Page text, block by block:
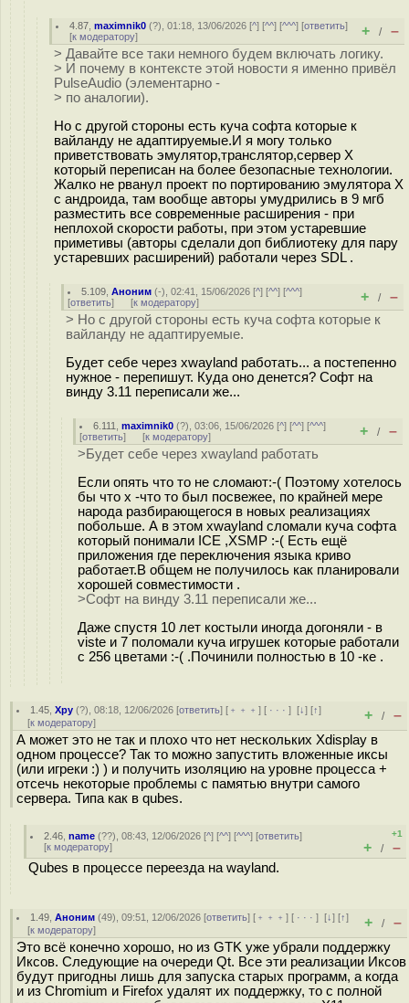
4.87 ,maximnik0 (?), 01:18, 13/06/2026 [^] [^^] [^^^] [ответить]
[к модератору] + / –
> Давайте все таки немного будем включать логику.
> И почему в контексте этой новости я именно привёл
PulseAudio (элементарно -
> по аналогии).
Но с другой стороны есть куча софта которые к
вайланду не адаптируемые.И я могу только
приветствовать эмулятор,транслятор,сервер X
который переписан на более безопасные технологии.
Жалко не рванул проект по портированию эмулятора X
с андроида, там вообще авторы умудрились в 9 мгб
разместить все современные расширения - при
неплохой скорости работы, при этом устаревшие
приметивы (авторы сделали доп библиотеку для пару
устаревших расширений) работали через SDL .
5.109 ,Аноним (-), 02:41, 15/06/2026 [^] [^^] [^^^]
[ответить] [к модератору] + / –
> Но с другой стороны есть куча софта которые к
вайланду не адаптируемые.
Будет себе через xwayland работать... а постепенно
нужное - перепишут. Куда оно денется? Софт на
винду 3.11 переписали же...
6.111 ,maximnik0 (?), 03:06, 15/06/2026 [^] [^^] [^^^]
[ответить] [к модератору] + / –
>Будет себе через xwayland работать
Если опять что то не сломают:-( Поэтому хотелось
бы что x -что то был посвежее, по крайней мере
народа разбирающегося в новых реализациях
побольше. А в этом xwayland сломали куча софта
который понимали ICE ,XSMP :-( Есть ещё
приложения где переключения языка криво
работает.В общем не получилось как планировали
хорошей совместимости .
>Софт на винду 3.11 переписали же...
Даже спустя 10 лет костыли иногда догоняли - в
viste и 7 поломали куча игрушек которые работали
с 256 цветами :-( .Починили полностью в 10 -ке .
1.45 ,Хру (?), 08:18, 12/06/2026 [ответить] [ ﹢﹢﹢] [ · · ·][↓] [↑]
[к модератору] + / –
А может это не так и плохо что нет нескольких Xdisplay в
одном процессе? Так то можно запустить вложенные иксы
(или игреки :) ) и получить изоляцию на уровне процесса +
отсечь некоторые проблемы с памятью внутри самого
сервера. Типа как в qubes.
2.46 ,name (??), 08:43, 12/06/2026 [^] [^^] [^^^] [ответить]
[к модератору]
+1
+ / –
Qubes в процессе переезда на wayland.
1.49 ,Аноним (49), 09:51, 12/06/2026 [ответить] [ ﹢﹢﹢] [ · · ·][↓] [↑]
[к модератору] + / –
Это всё конечно хорошо, но из GTK уже убрали поддержку
Иксов. Следующие на очереди Qt. Все эти реализации Иксов
будут пригодны лишь для запуска старых программ, а когда
и из Chromium и Firefox удалят их поддержку, то с полной